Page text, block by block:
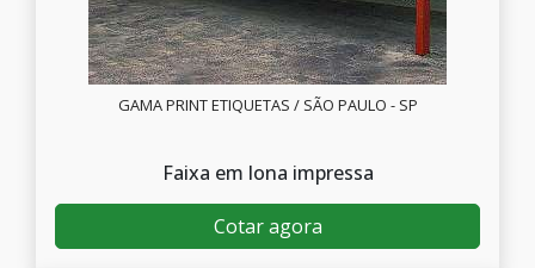
GAMA PRINT ETIQUETAS / SÃO PAULO - SP
Faixa em lona impressa
Cotar agora